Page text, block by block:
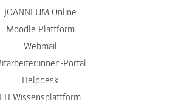
JOANNEUM Online
Moodle Plattform
Webmail
Portal
Helpdesk
FH Wissensplattform